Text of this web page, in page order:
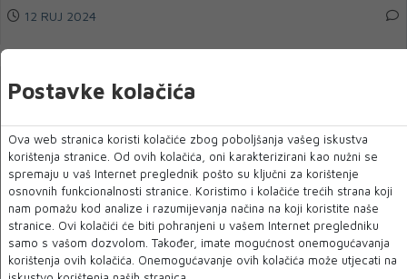
12 RUJ 2024
AUTIZAM
Postavke kolačića
Ova web stranica koristi kolačiće zbog poboljšanja vašeg iskustva
korištenja stranice. Od ovih kolačića, oni karakterizirani kao nužni se
spremaju u vaš Internet preglednik pošto su ključni za korištenje
osnovnih funkcionalnosti stranice. Koristimo i kolačiće trećih strana koji
nam pomažu kod analize i razumijevanja načina na koji koristite naše
stranice. Ovi kolačići će biti pohranjeni u vašem Internet pregledniku
samo s vašom dozvolom. Također, imate mogućnost onemogućavanja
korištenja ovih kolačića. Onemogućavanje ovih kolačića može utjecati na